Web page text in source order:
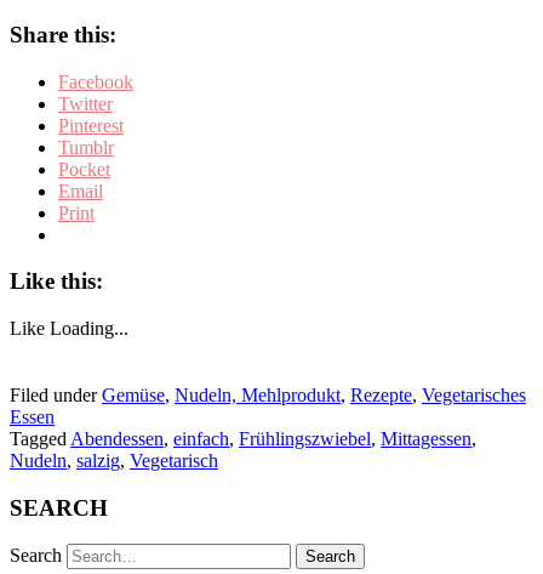
Share this:
Facebook
Twitter
Pinterest
Tumblr
Pocket
Email
Print
Like this:
Like Loading...
Filed underGemüse, Nudeln, Mehlprodukt, Rezepte, Vegetarisches
Essen
Tagged Abendessen, einfach, Frühlingszwiebel, Mittagessen,
Nudeln, salzig, Vegetarisch
SEARCH
Search